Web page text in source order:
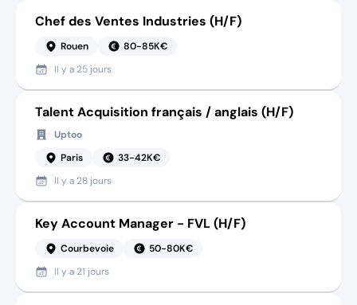
Chef des Ventes Industries (H/F)
Rouen
80-85K€
Il y a 25 jours
Talent Acquisition français / anglais (H/F)
Uptoo
Paris
33-42K€
Il y a 28 jours
Key Account Manager - FVL (H/F)
Courbevoie
50-80K€
Il y a 21 jours